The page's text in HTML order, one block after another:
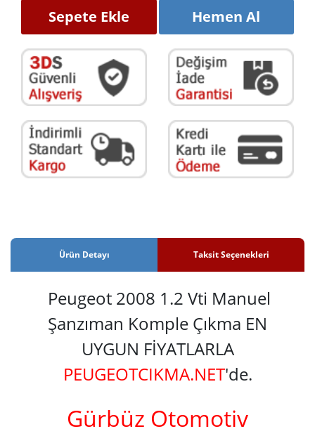
Sepete Ekle Hemen Al
Ürün Detayı Taksit Seçenekleri
Peugeot 2008 1.2 Vti Manuel
Şanzıman Komple Çıkma EN
UYGUN FİYATLARLA
PEUGEOTCIKMA.NET'de.
Gürbüz Otomotiv